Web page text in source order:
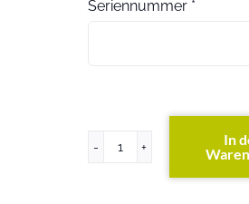
Seriennummer *
Primergy
In